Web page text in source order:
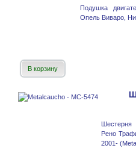
Подушка
Опель Виваро,
В корзину
Рено
2001-